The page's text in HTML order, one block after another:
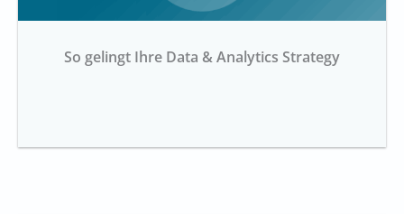
So gelingt Ihre Data & Analytics Strategy